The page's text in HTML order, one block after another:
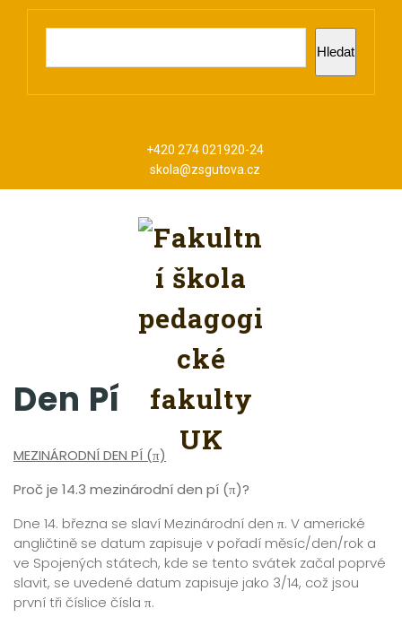
Hledat
+420 274 021920-24
skola@zsgutova.cz
Den Pí
MEZINÁRODNÍ DEN PÍ (π)
Proč je 14.3 mezinárodní den pí (π)?
Dne 14. března se slaví Mezinárodní den π. V americké
angličtině se datum zapisuje v pořadí měsíc/den/rok a
ve Spojených státech, kde se tento svátek začal poprvé
slavit, se uvedené datum zapisuje jako 3/14, což jsou
první tři číslice čísla π.